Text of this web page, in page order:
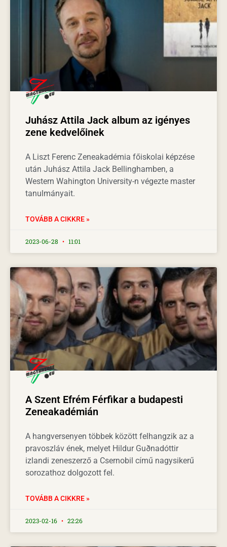
Juhász Attila Jack album az igényes
zene kedvelőinek
A Liszt Ferenc Zeneakadémia főiskolai képzése
után Juhász Attila Jack Bellinghamben, a
Western Wahington University-n végezte master
tanulmányait.
TOVÁBB A CIKKRE »
2023-06-28 11:01
A Szent Efrém Férfikar a budapesti
Zeneakadémián
A hangversenyen többek között felhangzik az a
pravoszláv ének, melyet Hildur Guðnadóttir
izlandi zeneszerző a Csernobil című nagysikerű
sorozathoz dolgozott fel.
TOVÁBB A CIKKRE »
2023-02-16 22:26